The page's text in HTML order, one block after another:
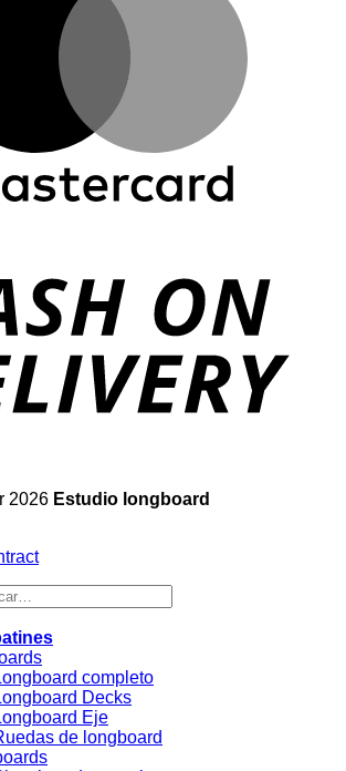
2026 Estudio longboard
completo
Decks
Eje
de longboard